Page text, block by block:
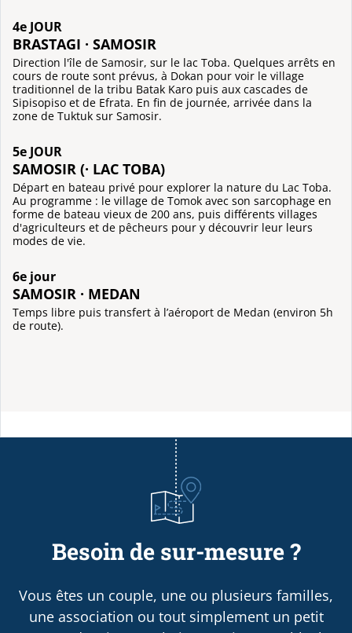
4e JOUR
BRASTAGI · SAMOSIR
Direction l'île de Samosir, sur le lac Toba. Quelques arrêts en
cours de route sont prévus, à Dokan pour voir le village
traditionnel de la tribu Batak Karo puis aux cascades de
Sipisopiso et de Efrata. En fin de journée, arrivée dans la
zone de Tuktuk sur Samosir.
5e JOUR
SAMOSIR (· LAC TOBA)
Départ en bateau privé pour explorer la nature du Lac Toba.
Au programme : le village de Tomok avec son sarcophage en
forme de bateau vieux de 200 ans, puis différents villages
d'agriculteurs et de pêcheurs pour y découvrir leur leurs
modes de vie.
6e jour
SAMOSIR · MEDAN
Temps libre puis transfert à l’aéroport de Medan (environ 5h
de route).
Besoin de sur-mesure ?
Vous êtes un couple, une ou plusieurs familles,
une association ou tout simplement un petit